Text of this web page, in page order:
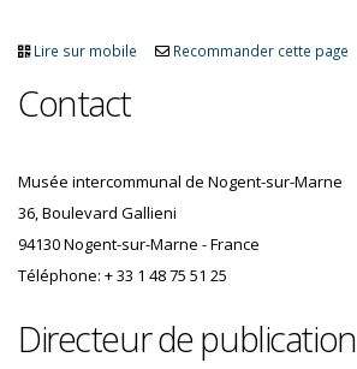
Lire sur mobile Recommander cette page
Contact
Musée intercommunal de Nogent-sur-Marne
36, Boulevard Gallieni
94130 Nogent-sur-Marne - France
Téléphone: + 33 1 48 75 51 25
Directeur de publication